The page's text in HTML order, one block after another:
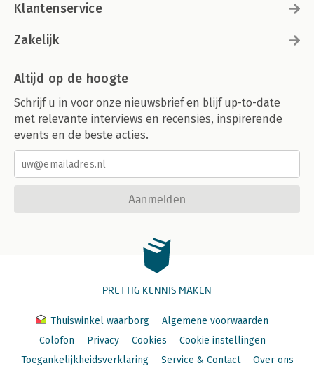
Klantenservice
Zakelijk
Altijd op de hoogte
Schrijf u in voor onze nieuwsbrief en blijf up-to-date
met relevante interviews en recensies, inspirerende
events en de beste acties.
Aanmelden
PRETTIG KENNIS MAKEN
Thuiswinkel waarborg
Algemene voorwaarden
Colofon
Privacy Cookies
Cookie instellingen
Toegankelijkheidsverklaring
Service & Contact Over ons